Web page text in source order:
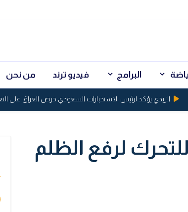
البرامج فيديو ترند من نحن
الزيدي يؤكد لرئيس الاستخبارات السعودي حرص العراق على
لرفع الظلم